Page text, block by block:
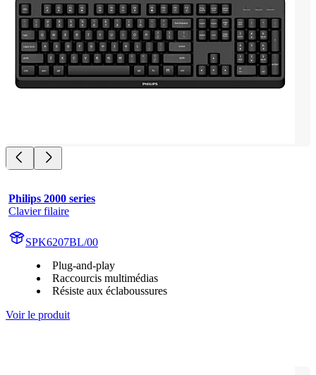
Philips 2000 series
Clavier filaire
SPK6207BL/00
Plug-and-play
Raccourcis multimédias
Résiste aux éclaboussures
Voir le produit